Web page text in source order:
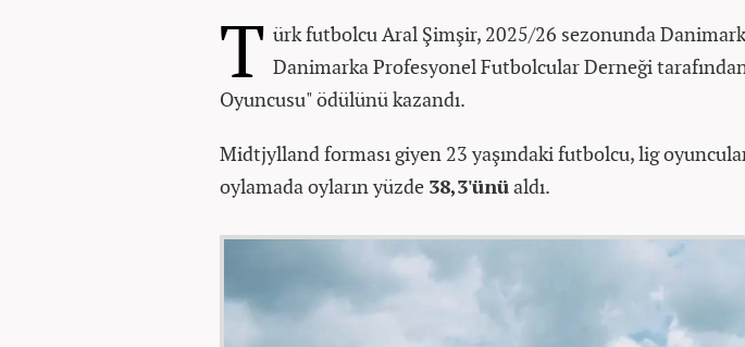
T ürk futbolcu Aral Şimşir, 2025/26 sezonunda
Danimarka Profesyonel Futbolcular Derneği
Oyuncusu" ödülünü kazandı.
Midtjylland forması giyen 23 yaşındaki futbolcu, lig
oylamada oyların yüzde 38,3'ünüaldı.